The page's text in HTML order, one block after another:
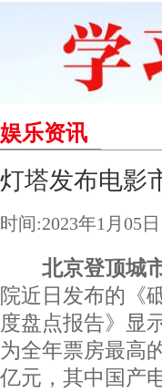
娱乐资讯
灯塔发布电影
时间:2023年1月05日
北京登顶城
院近日发布的《
度盘点报告》显
为全年票房最
亿元，其中国产